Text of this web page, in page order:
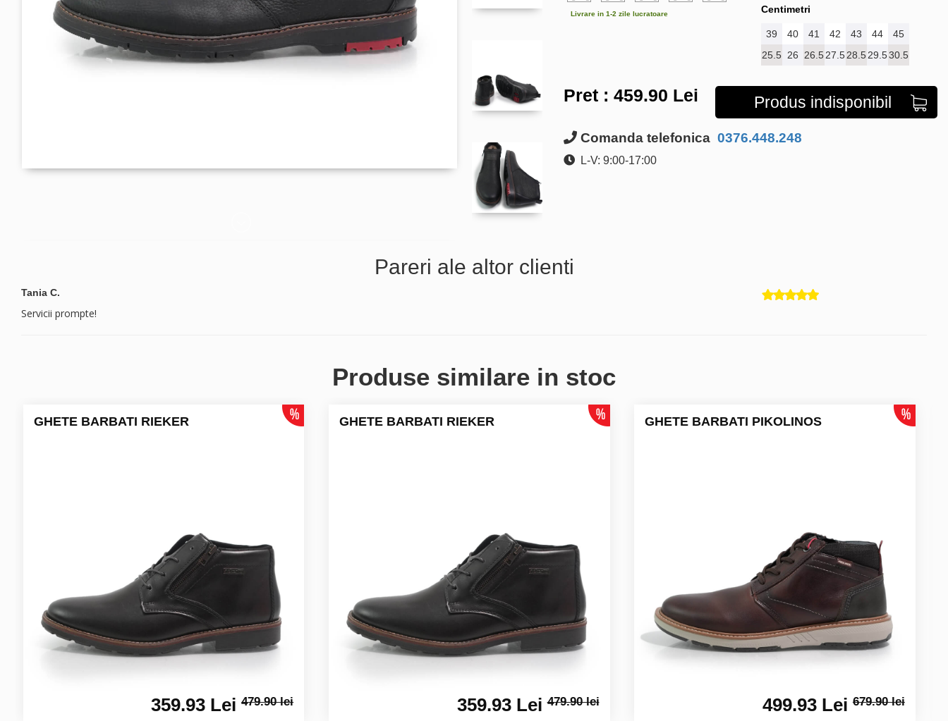
Livrare in 1-2 zile lucratoare
Centimetri
39 40 41 42 43 44
45
25.5 26 26.527.528.529.530.5
Pret : 459.90 Lei Produs indisponibil
Comanda telefonica 0376.448.248
L-V: 9:00-17:00
Pareri ale altor clienti
Tania C.
Servicii prompte!
Produse similare in stoc
GHETE BARBATI RIEKER
359.93 Lei479.90 lei
GHETE BARBATI RIEKER
359.93 Lei479.90 lei
GHETE BARBATI PIKOLINOS
499.93 Lei679.90 lei